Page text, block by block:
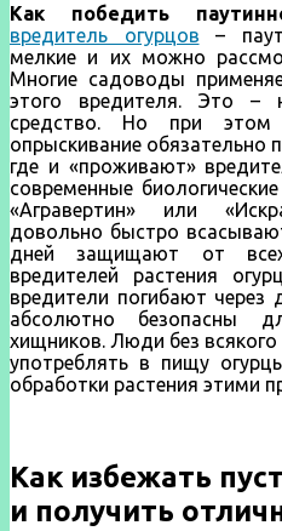
Как победить
вредитель огурцов –
мелкие и их можно
Многие садоводы
этого вредителя. Это –
средство. Но при этом
опрыскивание обязательно
где и «проживают»
современные
«Агравертин» или
довольно быстро
дней защищают от
вредителей растения
вредители погибают через
абсолютно безопасны
хищников. Люди без
употреблять в пищу
обработки растения этими
Как избежать
и получить